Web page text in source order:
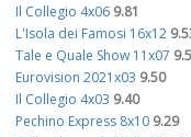
Il Collegio 4x06 9.81
L'Isola dei Famosi 16x12
Tale e Quale Show 11x07
Eurovision 2021x03 9.50
Il Collegio 4x03 9.40
Pechino Express 8x10 9.29